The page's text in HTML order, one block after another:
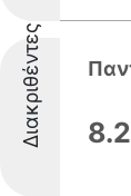
Διακριθέντες 8.2